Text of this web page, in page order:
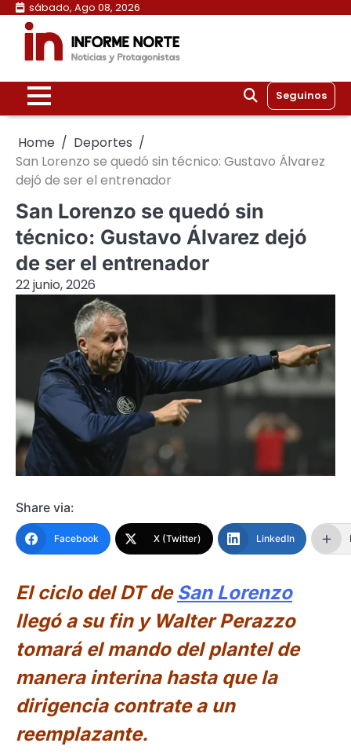
Skip
content
sábado, Ago 08, 2026
Seguinos
Home
Deportes
San Lorenzo se quedó sin técnico: Gustavo Álvarez
dejó de ser el entrenador
San Lorenzo se quedó sin
técnico: Gustavo Álvarez dejó
de ser el entrenador
22 junio, 2026
Share via:
Facebook X (Twitter) LinkedIn
El ciclo del DT de San Lorenzo
llegó a su fin y Walter Perazzo
tomará el mando del plantel de
manera interina hasta que la
dirigencia contrate a un
reemplazante.